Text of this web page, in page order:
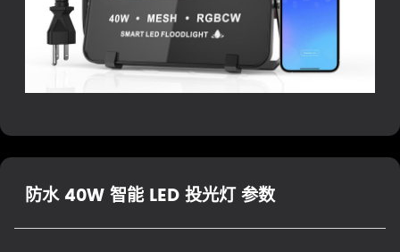
防水 40W 智能 LED 投光灯 参数